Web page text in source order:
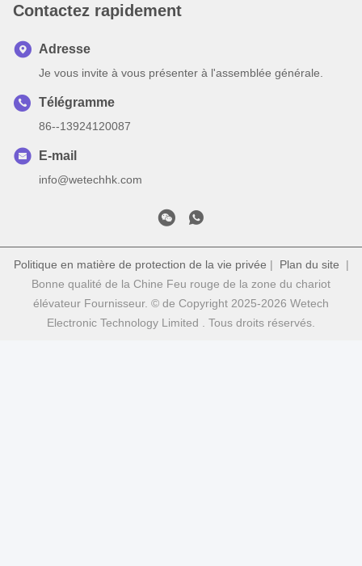
Contactez rapidement
Adresse
Je vous invite à vous présenter à l'assemblée générale.
Télégramme
86--13924120087
E-mail
info@wetechhk.com
Politique en matière de protection de la vie privée | Plan du site |
Bonne qualité de la Chine Feu rouge de la zone du chariot
élévateur Fournisseur. © de Copyright 2025-2026 Wetech
Electronic Technology Limited . Tous droits réservés.